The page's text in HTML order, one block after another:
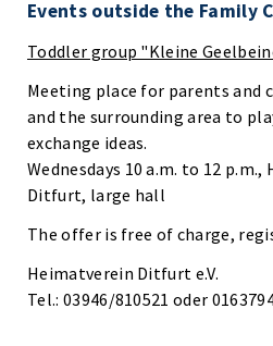
Events outside the Family
Toddler group "Kleine
Meeting place for parents
and the surrounding area to
exchange ideas.
Wednesdays 10 a.m. to 12
Ditfurt, large hall
The offer is free of charge,
Heimatverein Ditfurt e.V.
Tel.: 03946/810521 oder